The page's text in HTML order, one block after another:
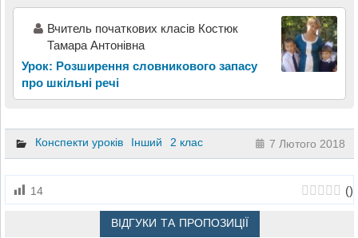
Вчитель початкових класів Костюк
Тамара Антонівна
Урок: Розширення словникового запасу
про шкільні речі
Конспекти уроків Інший 2 клас 7 Лютого 2018
14 ()
ВІДГУКИ ТА ПРОПОЗИЦІЇ